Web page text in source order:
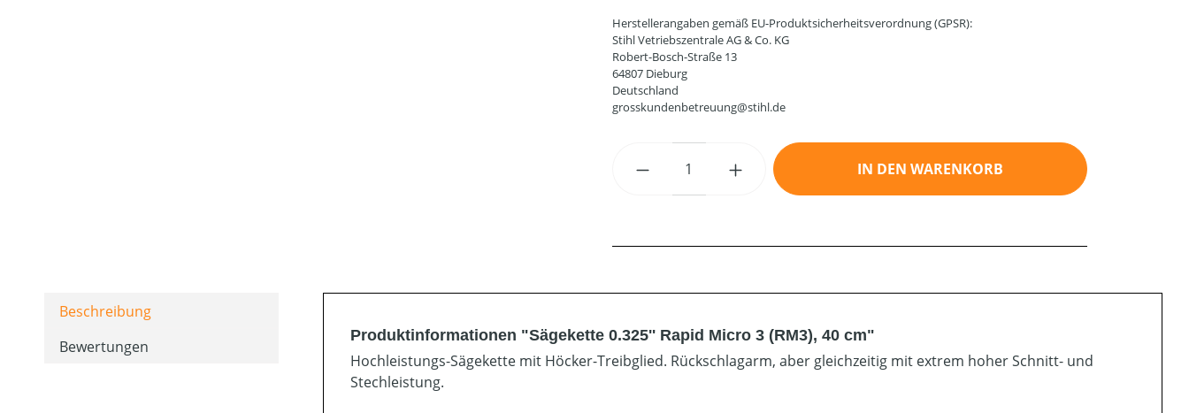
Herstellerangaben gemäß EU-Produktsicherheitsverordnung (GPSR):
Stihl Vetriebszentrale AG & Co. KG
Robert-Bosch-Straße 13
64807 Dieburg
Deutschland
grosskundenbetreuung@stihl.de
Produkt Anzahl: Gib den gewünschten Wert ein oder
IN DEN WARENKORB
Beschreibung
Bewertungen
Produktinformationen "Sägekette 0.325'' Rapid Micro 3 (RM3), 40 cm"
Hochleistungs-Sägekette mit Höcker-Treibglied. Rückschlagarm, aber gleichzeitig mit extrem hoher Schnitt- und
Stechleistung.